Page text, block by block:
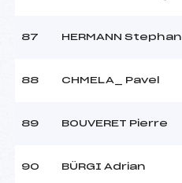
87 HERMANN Stephan
88 CHMELA_ Pavel
89 BOUVERET Pierre
90 BÜRGI Adrian